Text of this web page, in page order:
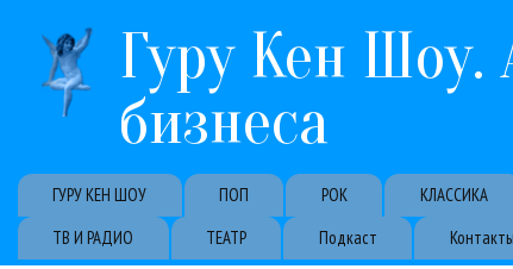
Гуру Кен
бизнеса
Primary links
ГУРУ КЕН ШОУ ПОП РОК КЛАССИКА
ТВ И РАДИО
ТЕАТР Подкаст Контакты